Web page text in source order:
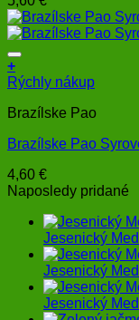
+
Rýchly nákup
Brazílske Pao
Brazílske Pao
4,60 €
Naposledy pridané
Jesenický
Jesenický
Jesenický